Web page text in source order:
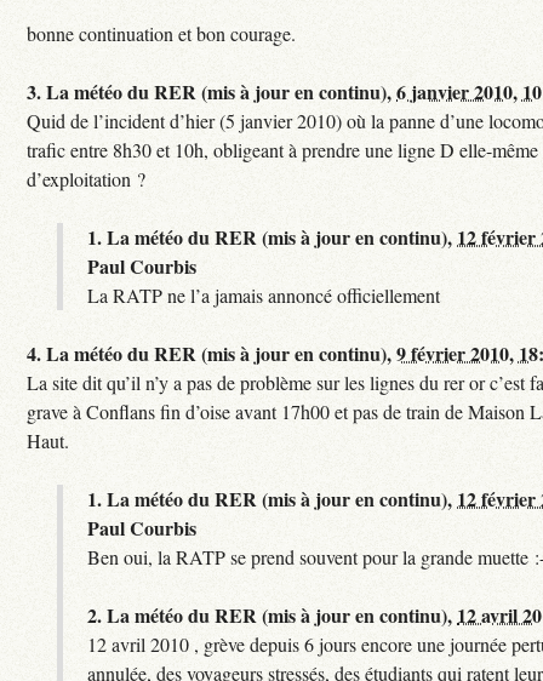
bonne continuation et bon courage.
3.La météo du RER (mis à jour en continu),6 janvier 2010,
Quid de l’incident d’hier (5 janvier 2010) où la panne d’une
trafic entre 8h30 et 10h, obligeant à prendre une ligne D elle-
d’exploitation ?
1.La météo du RER (mis à jour en continu), 12 février
Paul Courbis
La RATP ne l’a jamais annoncé officiellement
4.La météo du RER (mis à jour en continu),9 février 2010,
La site dit qu’il n’y a pas de problème sur les lignes du rer or c’est
grave à Conflans fin d’oise avant 17h00 et pas de train de Maison
Haut.
1.La météo du RER (mis à jour en continu), 12 février
Paul Courbis
Ben oui, la RATP se prend souvent pour la grande muette
2.La météo du RER (mis à jour en continu), 12 avril
12 avril 2010 , grève depuis 6 jours encore une journée
annulée, des voyageurs stressés, des étudiants qui ratent